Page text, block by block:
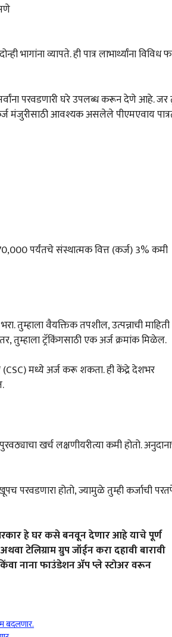
भागांना व्यापते. ही पात्र लाभार्थ्यांना विविध
परवडणारी घरे उपलब्ध करून देणे आहे. जर
मंजुरीसाठी आवश्यक असलेले पीएमएवाय
पर्यंतचे संस्थात्मक वित्त (कर्ज) 3% कमी
तुम्हाला वैयक्तिक तपशील, उत्पन्नाची माहिती
तुम्हाला ट्रॅकिंगसाठी एक अर्ज क्रमांक मिळेल.
मध्ये अर्ज करू शकता. ही केंद्रे देशभर
खर्च लक्षणीयरीत्या कमी होतो.
परवडणारा होतो, ज्यामुळे तुम्ही कर्जाची
हे घर कसे बनवून देणार आहे याचे पूर्ण
टेलिग्राम ग्रुप जॉईन करा दहावी बारावी
नाना फाउंडेशन ॲप प्ले स्टोअर वरून
बदलणार.